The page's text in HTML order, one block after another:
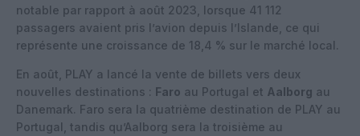
notable par rapport à août 2023, lorsque 41 112
passagers avaient pris l’avion depuis l’Islande, ce qui
représente une croissance de 18,4 % sur le marché local.
En août, PLAY a lancé la vente de billets vers deux
nouvelles destinations : Faro au Portugal et Aalborg au
Danemark. Faro sera la quatrième destination de PLAY au
Portugal, tandis qu’Aalborg sera la troisième au